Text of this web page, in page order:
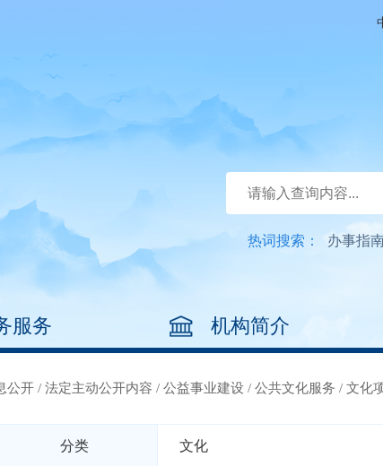
热词搜索： 办事指
服务 机构简介
公开 / 法定主动公开内容 / 公益事业建设 / 公共文化服务 / 文化
分类 文化